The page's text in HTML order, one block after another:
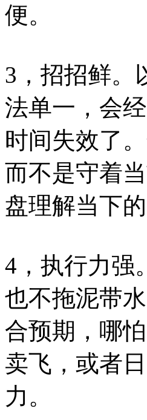
便。
3，招招鲜。
法单一，会
时间失效了
而不是守着
盘理解当下
4，执行力强
也不拖泥带
合预期，哪
卖飞，或者
力。